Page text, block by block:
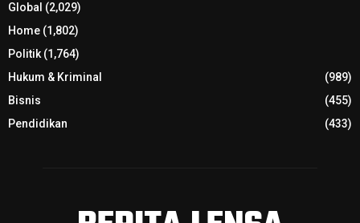
Global (2,029)
Home (1,802)
Politik(1,764)
Hukum & Kriminal
(989)
Bisnis
(455)
Pendidikan
(433)